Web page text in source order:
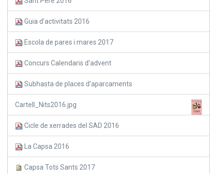
Guia d'activitats 2016
Escola de pares i mares 2017
Concurs Calendaris d'advent
Subhasta de places d'aparcaments
Cartell_Nits2016.jpg
Cicle de xerrades del SAD 2016
La Capsa 2016
Capsa Tots Sants 2017